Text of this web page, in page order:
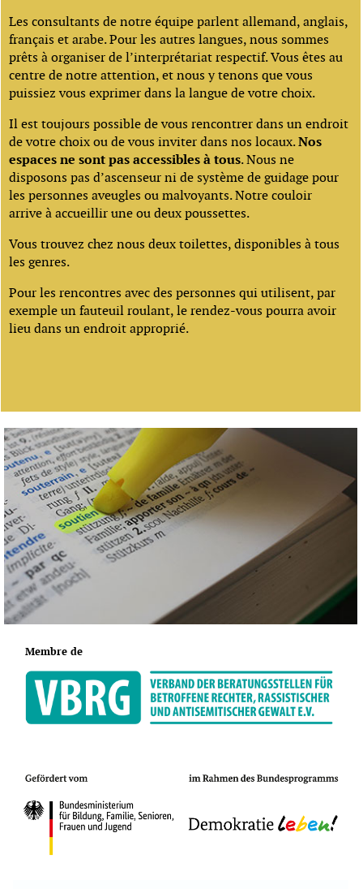
Les consultants de notre équipe parlent allemand, anglais,
français et arabe. Pour les autres langues, nous sommes
prêts à organiser de l’interprétariat respectif. Vous êtes au
centre de notre attention, et nous y tenons que vous
puissiez vous exprimer dans la langue de votre choix.
Il est toujours possible de vous rencontrer dans un endroit
de votre choix ou de vous inviter dans nos locaux.Nos
espaces ne sont pas accessibles à tous. Nous ne
disposons pas d’ascenseur ni de système de guidage pour
les personnes aveugles ou malvoyants. Notre couloir
arrive à accueillir une ou deux poussettes.
Vous trouvez chez nous deux toilettes, disponibles à tous
les genres.
Pour les rencontres avec des personnes qui utilisent, par
exemple un fauteuil roulant, le rendez-vous pourra avoir
lieu dans un endroit approprié.
Membre de